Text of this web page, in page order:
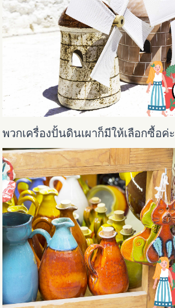
พวกเครื่องปั้นดินเผาก็มีให้เลือกซื้อค่ะ